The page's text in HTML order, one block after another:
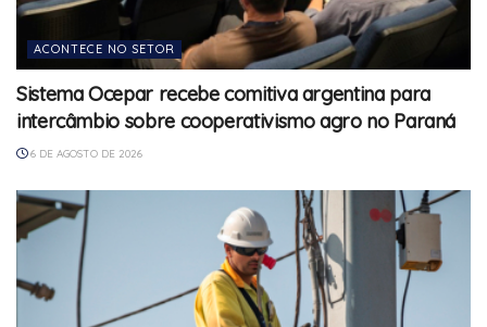
ACONTECE NO SETOR
Sistema Ocepar recebe comitiva argentina para
intercâmbio sobre cooperativismo agro no Paraná
6 DE AGOSTO DE 2026